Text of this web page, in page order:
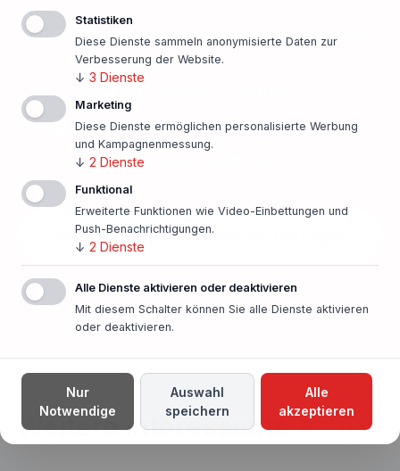
Finanzierungsangebot einholen!
Persönlicher Ansprechpartner vor Ort
Finanzierung unverbindlich anfragen
In nur einer Minute!
Weitere interessanteArtikel
Statistiken
Diese Dienste sammeln anonymisierte Daten zur
Verbesserung der Website.
↓ 3 Dienste
Marketing
Diese Dienste ermöglichen personalisierte Werbung
und Kampagnenmessung.
↓ 2 Dienste
Funktional
Erweiterte Funktionen wie Video-Einbettungen und
Push-Benachrichtigungen.
↓ 2 Dienste
Alle Dienste aktivieren oder deaktivieren
Mit diesem Schalter können Sie alle Dienste aktivieren
oder deaktivieren.
Nur
Notwendige
Auswahl
speichern
Alle
akzeptieren